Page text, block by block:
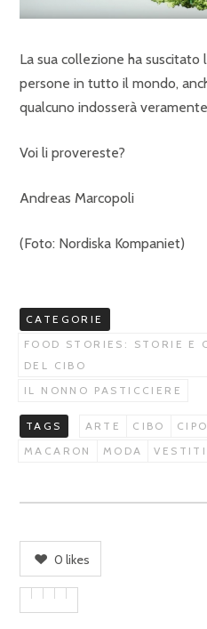
La sua collezione ha suscitato
persone in tutto il mondo,
qualcuno indosserà
Voi li provereste?
Andreas Marcopoli
(Foto: Nordiska Kompaniet)
CATEGORIE
FOOD STORIES: STORIE E
DEL CIBO
IL NONNO PASTICCIERE
TAGS ARTE CIBO
MACARON
MODA VESTITI
0 likes